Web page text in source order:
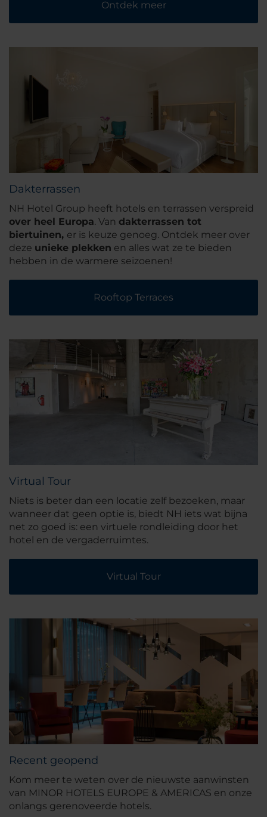
Ontdek meer
Dakterrassen
NH Hotel Group heeft hotels en terrassen verspreid
over heel Europa. Van dakterrassen tot
biertuinen, er is keuze genoeg. Ontdek meer over
deze unieke plekken en alles wat ze te bieden
hebben in de warmere seizoenen!
Rooftop Terraces
Virtual Tour
Niets is beter dan een locatie zelf bezoeken, maar
wanneer dat geen optie is, biedt NH iets wat bijna
net zo goed is: een virtuele rondleiding door het
hotel en de vergaderruimtes.
Virtual Tour
Recent geopend
Kom meer te weten over de nieuwste aanwinsten
van MINOR HOTELS EUROPE & AMERICAS en onze
onlangs gerenoveerde hotels.